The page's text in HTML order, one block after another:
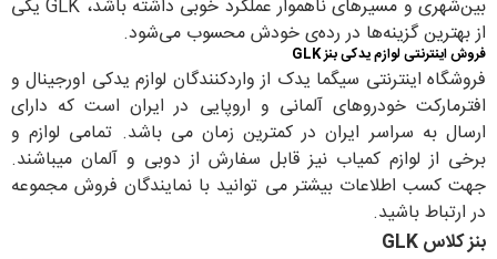
بنز کلاس GLK
بین‌شهری و مسیرهای ناهموار عملکرد خوبی داشته باشد، GLK یکی
از بهترین گزینه‌ها در رده‌ی خودش محسوب می‌شود.
فروش اینترنتی لوازم یدکی بنز GLK
فروشگاه اینترنتی سیگما یدک از واردکنندگان لوازم یدکی اورجینال و
افترمارکت خودروهای آلمانی و اروپایی در ایران است که دارای
ارسال به سراسر ایران در کمترین زمان می باشد. تمامی لوازم و
برخی از لوازم کمیاب نیز قابل سفارش از دوبی و آلمان میباشند.
جهت کسب اطلاعات بیشتر می توانید با نمایندگان فروش مجموعه
در ارتباط باشید.